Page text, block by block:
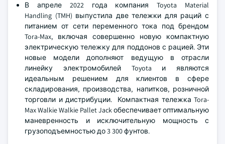
В апреле 2022 года компания Toyota Material
Handling (TMH) выпустила две тележки для раций с
питанием от сети переменного тока под брендом
Tora-Max, включая совершенно новую компактную
электрическую тележку для поддонов с рацией. Эти
новые модели дополняют ведущую в отрасли
линейку электромобилей Toyota и являются
идеальным решением для клиентов в сфере
складирования, производства, напитков, розничной
торговли и дистрибуции. Компактная тележка Tora-
Max Walkie Walkie Pallet Jack обеспечивает оптимальную
маневренность и исключительную мощность с
грузоподъемностью до 3 300 фунтов.